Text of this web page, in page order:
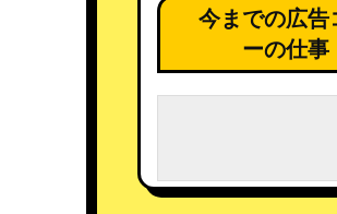
今までの広告
ーの仕事